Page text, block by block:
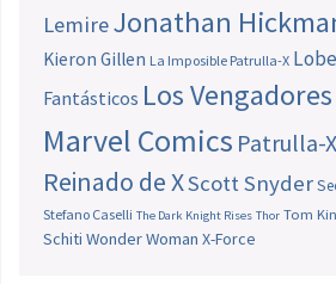
LemireJonathan
Kieron Gillen La Imposible Patrulla-X
Fantásticos Los Vengadores
Marvel Comics Patrulla-X
Reinado de XScott Snyder
Stefano Caselli The Dark Knight Rises Thor Tom
Schiti Wonder Woman X-Force